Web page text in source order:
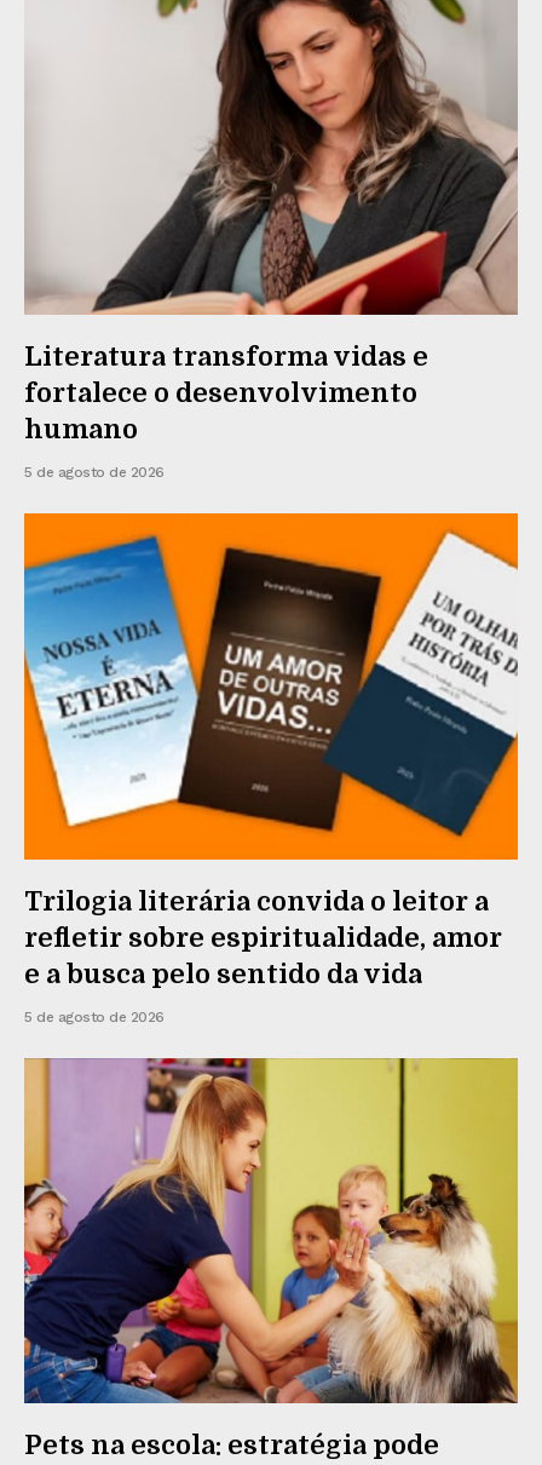
Literatura transforma vidas e
fortalece o desenvolvimento
humano
5 de agosto de 2026
Trilogia literária convida o leitor a
refletir sobre espiritualidade, amor
e a busca pelo sentido da vida
5 de agosto de 2026
Pets na escola: estratégia pode